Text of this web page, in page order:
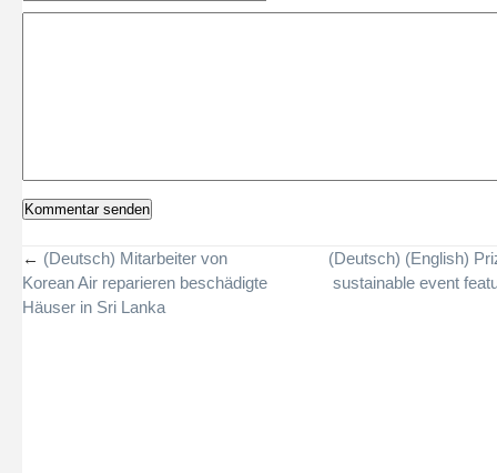
(Deutsch) (English)
sustainable event
← (Deutsch) Mitarbeiter von
Korean Air reparieren beschädigte
Häuser in Sri Lanka